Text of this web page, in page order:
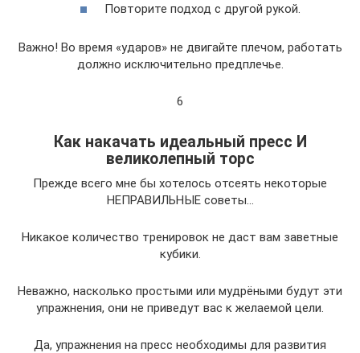
Повторите подход с другой рукой.
Важно! Во время «ударов» не двигайте плечом, работать
должно исключительно предплечье.
6
Как накачать идеальный пресс И
великолепный торс
Прежде всего мне бы хотелось отсеять некоторые
НЕПРАВИЛЬНЫЕ советы…
Никакое количество тренировок не даст вам заветные
кубики.
Неважно, насколько простыми или мудрёными будут эти
упражнения, они не приведут вас к желаемой цели.
Да, упражнения на пресс необходимы для развития